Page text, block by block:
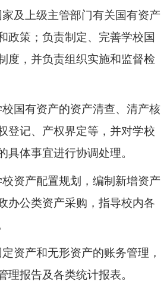
及上级主管部门有关国有资产
政策；负责制定、完善学校国
度，并负责组织实施和监督检
国有资产的资产清查、清产核
登记、产权界定等，并对学校
具体事宜进行协调处理。
资产配置规划，编制新增资产
办公类资产采购 ， 指导校内各
资产和无形资产的账务管理，
理报告及各类统计报表。